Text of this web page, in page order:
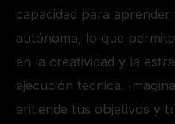
capacidad para
autónoma, lo que
en la creatividad y la
ejecución técnica.
entiende tus objetivos y